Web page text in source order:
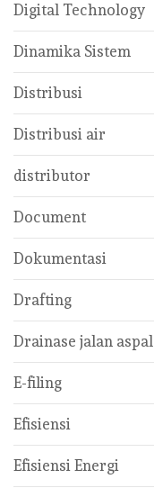
Digital Technology
Dinamika Sistem
Distribusi
Distribusi air
distributor
Document
Dokumentasi
Drafting
Drainase jalan aspal
E-filing
Efisiensi
Efisiensi Energi